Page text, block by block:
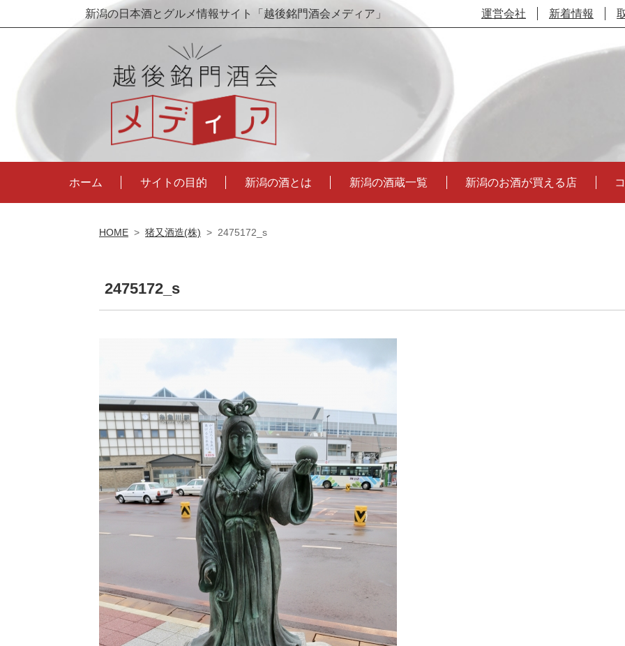
新潟の日本酒とグルメ情報サイト「越後銘門酒会メディア」 運営会社 新着情報
ホーム サイトの目的 新潟の酒とは 新潟の酒蔵一覧 新潟のお酒が買える店
HOME > 猪又酒造(株) > 2475172_s
2475172_s